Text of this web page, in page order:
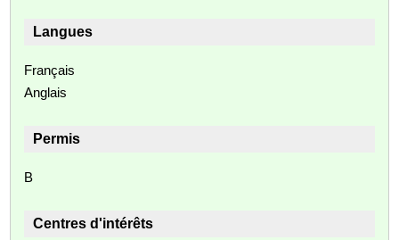
Langues
Français
Anglais
Permis
B
Centres d'intérêts